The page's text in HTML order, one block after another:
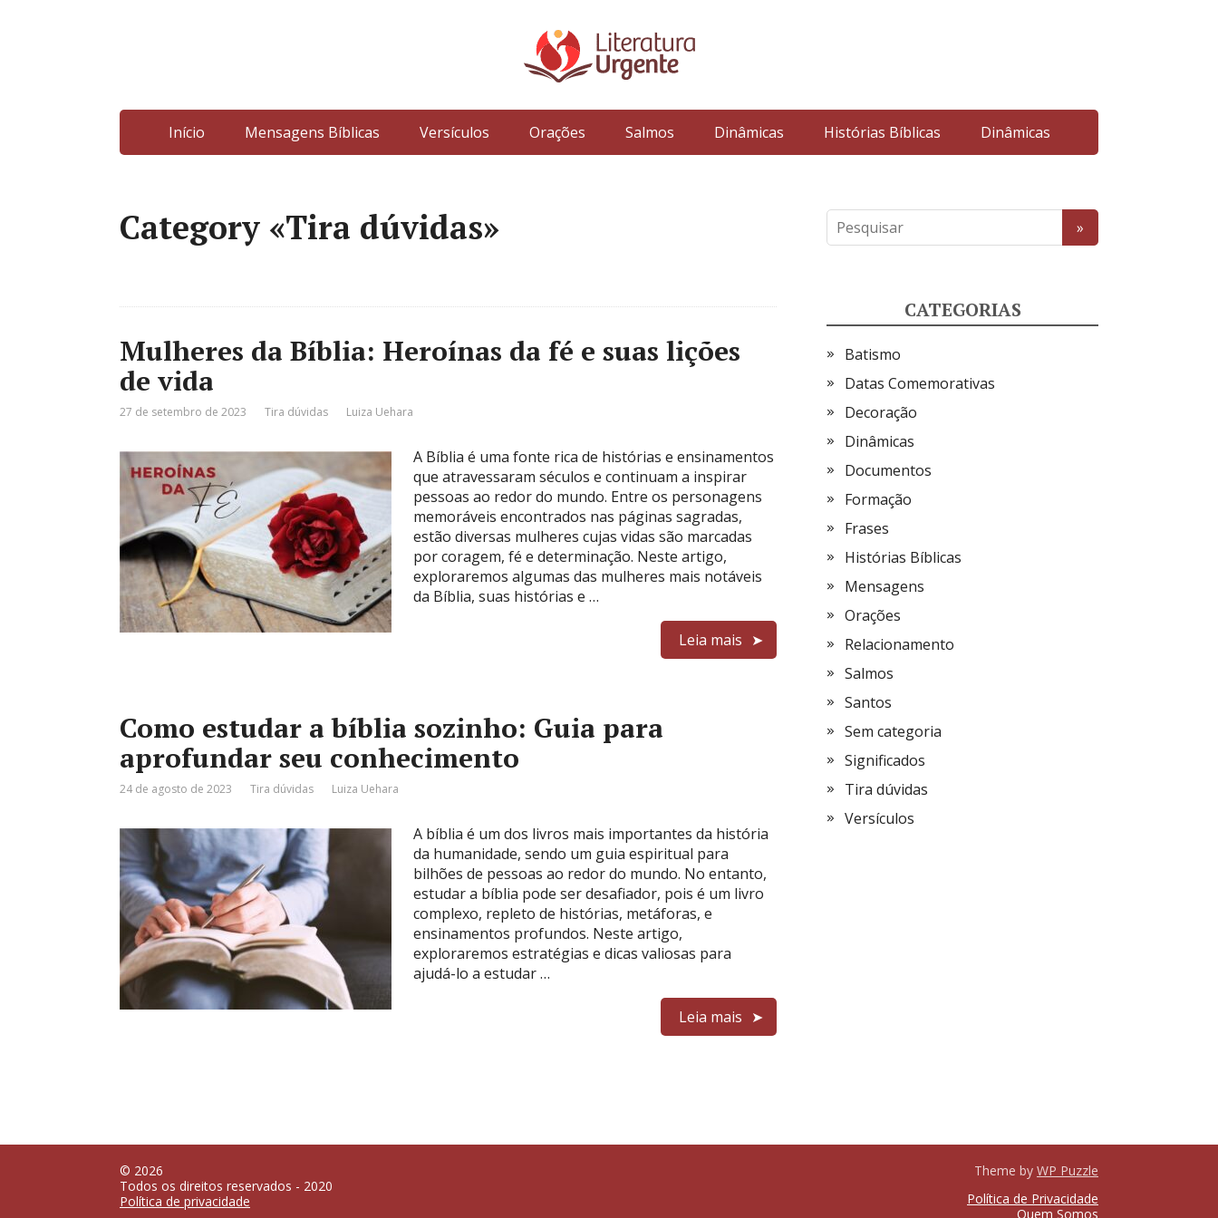
Início Mensagens Bíblicas Versículos Orações Salmos Dinâmicas Histórias Bíblicas Dinâmicas
Category «Tira dúvidas»
Mulheres da Bíblia: Heroínas da fé e suas lições
de vida
27 de setembro de 2023 Tira dúvidas Luiza Uehara
A Bíblia é uma fonte rica de histórias e ensinamentos
que atravessaram séculos e continuam a inspirar
pessoas ao redor do mundo. Entre os personagens
memoráveis encontrados nas páginas sagradas,
estão diversas mulheres cujas vidas são marcadas
por coragem, fé e determinação. Neste artigo,
exploraremos algumas das mulheres mais notáveis
da Bíblia, suas histórias e …
Leia mais
Como estudar a bíblia sozinho: Guia para
aprofundar seu conhecimento
24 de agosto de 2023 Tira dúvidas Luiza Uehara
A bíblia é um dos livros mais importantes da história
da humanidade, sendo um guia espiritual para
bilhões de pessoas ao redor do mundo. No entanto,
estudar a bíblia pode ser desafiador, pois é um livro
complexo, repleto de histórias, metáforas, e
ensinamentos profundos. Neste artigo,
exploraremos estratégias e dicas valiosas para
ajudá-lo a estudar …
Leia mais
CATEGORIAS
Batismo
Datas Comemorativas
Decoração
Dinâmicas
Documentos
Formação
Frases
Histórias Bíblicas
Mensagens
Orações
Relacionamento
Salmos
Santos
Sem categoria
Significados
Tira dúvidas
Versículos
© 2026
Todos os direitos reservados - 2020
Política de privacidade
Theme by WP Puzzle
Política de Privacidade
Quem Somos